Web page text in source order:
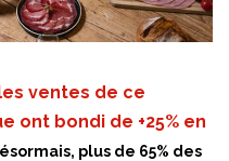
ventes de ce
ont bondi de +25% en
plus de 65% des